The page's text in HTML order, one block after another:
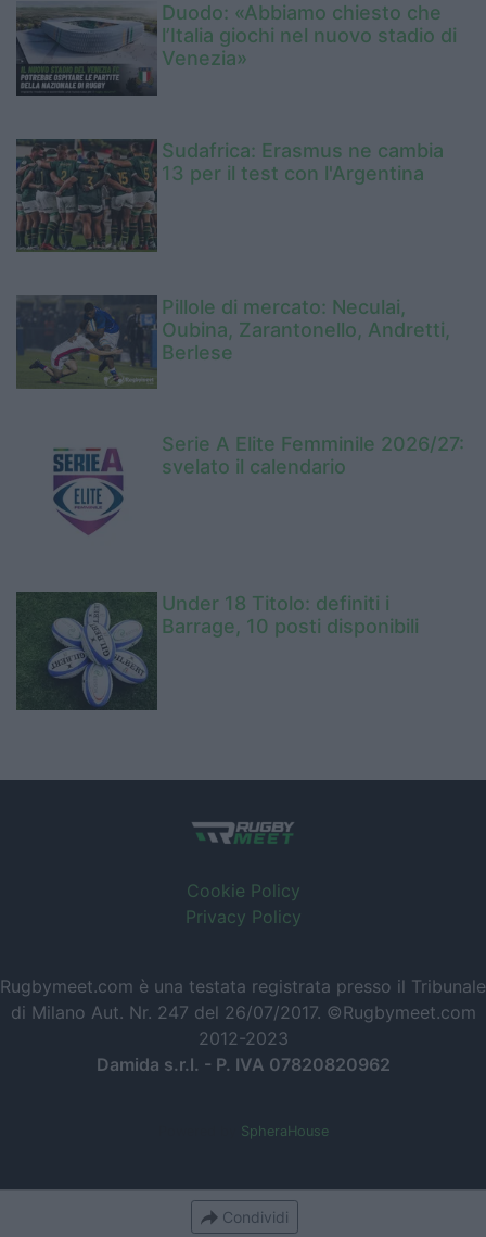
Duodo: «Abbiamo chiesto che
l’Italia giochi nel nuovo stadio di
Venezia»
Sudafrica: Erasmus ne cambia
13 per il test con l'Argentina
Pillole di mercato: Neculai,
Oubina, Zarantonello, Andretti,
Berlese
Serie A Elite Femminile 2026/27:
svelato il calendario
Under 18 Titolo: definiti i
Barrage, 10 posti disponibili
Cookie Policy
Privacy Policy
Rugbymeet.com è una testata registrata presso il Tribunale
di Milano Aut. Nr. 247 del 26/07/2017. ©Rugbymeet.com
2012-2023
Damida s.r.l. - P. IVA 07820820962
SpheraHouse
Condividi